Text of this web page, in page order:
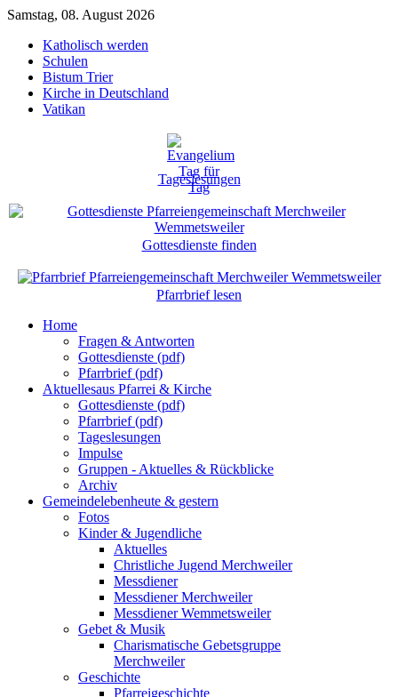
Samstag, 08. August 2026
Katholisch werden
Schulen
Bistum Trier
Kirche in Deutschland
Vatikan
Tageslesungen
Gottesdienste finden
Pfarrbrief lesen
Home
Fragen & Antworten
Gottesdienste (pdf)
Pfarrbrief (pdf)
Aktuellesaus Pfarrei & Kirche
Gottesdienste (pdf)
Pfarrbrief (pdf)
Tageslesungen
Impulse
Gruppen - Aktuelles & Rückblicke
Archiv
Gemeindelebenheute & gestern
Fotos
Kinder & Jugendliche
Aktuelles
Christliche Jugend Merchweiler
Messdiener
Messdiener Merchweiler
Messdiener Wemmetsweiler
Gebet & Musik
Charismatische Gebetsgruppe
Merchweiler
Geschichte
Pfarreigeschichte